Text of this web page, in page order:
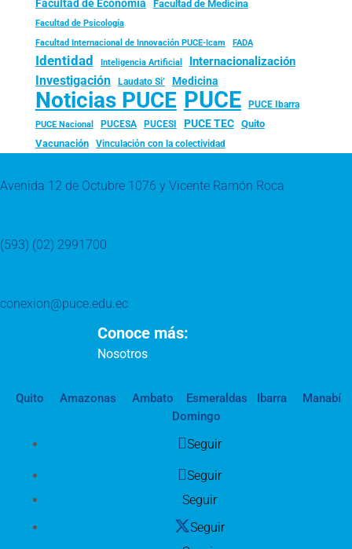
Facultad de Economía Facultad de Medicina
Facultad de Psicología
Facultad Internacional de Innovación PUCE-Icam FADA
Identidad Inteligencia Artificial Internacionalización
Investigación Laudato Si’ Medicina
Noticias PUCE PUCE PUCE Ibarra
PUCE Nacional PUCESA PUCESI PUCE TEC
Quito
Vacunación
Vinculación con la colectividad
Avenida 12 de Octubre 1076 y Vicente Ramón Roca
(593) (02) 2991700
conexion@puce.edu.ec
Conoce más:
Nosotros
Quito Amazonas Ambato Esmeraldas Ibarra
Manabí
Domingo
Seguir
Seguir
Seguir
Seguir